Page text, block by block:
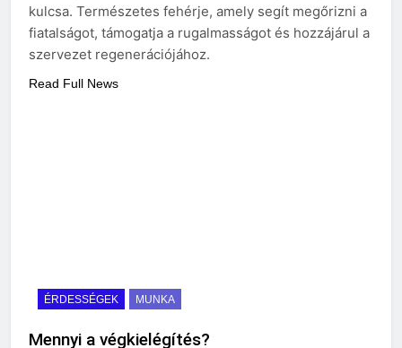
kulcsa. Természetes fehérje, amely segít megőrizni a
fiatalságot, támogatja a rugalmasságot és hozzájárul a
szervezet regenerációjához.
Read Full News
ÉRDESSÉGEK MUNKA
Mennyi a végkielégítés?